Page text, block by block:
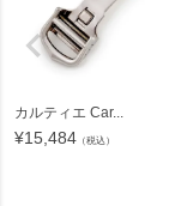
カルティエ Car...
¥15,484 （税込）